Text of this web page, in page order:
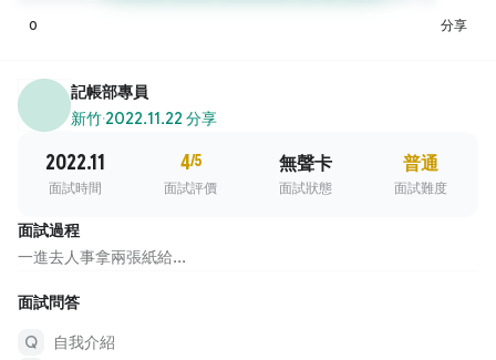
0 分享
記帳部專員
新竹·2022.11.22 分享
2022.11
面試時間
4/5
面試評價
無聲卡
面試狀態
普通
面試難度
面試過程
一進去人事拿兩張紙給...
面試問答
自我介紹